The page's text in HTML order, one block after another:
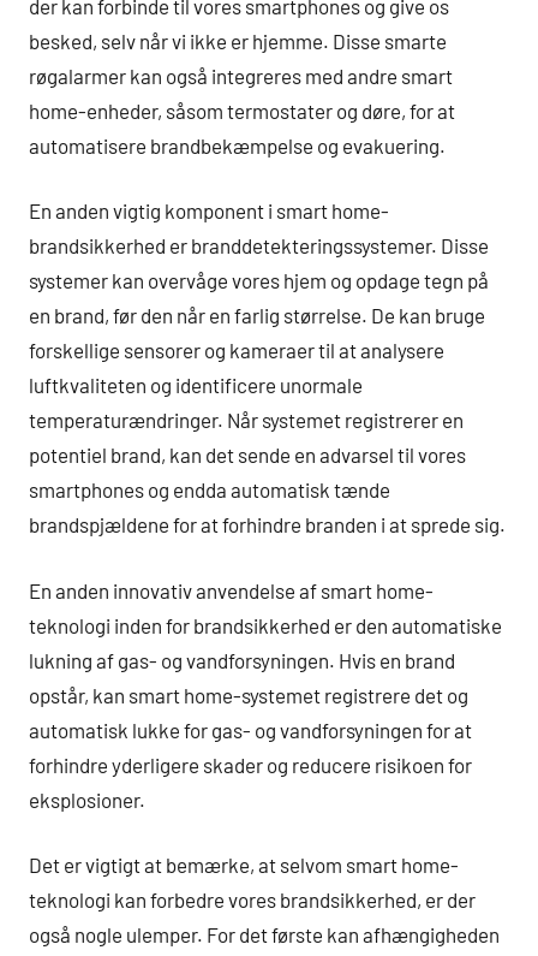
der kan forbinde til vores smartphones og give os
besked, selv når vi ikke er hjemme. Disse smarte
røgalarmer kan også integreres med andre smart
home-enheder, såsom termostater og døre, for at
automatisere brandbekæmpelse og evakuering.
En anden vigtig komponent i smart home-
brandsikkerhed er branddetekteringssystemer. Disse
systemer kan overvåge vores hjem og opdage tegn på
en brand, før den når en farlig størrelse. De kan bruge
forskellige sensorer og kameraer til at analysere
luftkvaliteten og identificere unormale
temperaturændringer. Når systemet registrerer en
potentiel brand, kan det sende en advarsel til vores
smartphones og endda automatisk tænde
brandspjældene for at forhindre branden i at sprede sig.
En anden innovativ anvendelse af smart home-
teknologi inden for brandsikkerhed er den automatiske
lukning af gas- og vandforsyningen. Hvis en brand
opstår, kan smart home-systemet registrere det og
automatisk lukke for gas- og vandforsyningen for at
forhindre yderligere skader og reducere risikoen for
eksplosioner.
Det er vigtigt at bemærke, at selvom smart home-
teknologi kan forbedre vores brandsikkerhed, er der
også nogle ulemper. For det første kan afhængigheden